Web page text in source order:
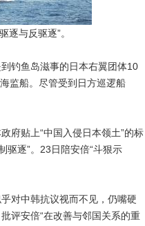
逐与反驱逐”。
钓鱼岛滋事的日本右翼团体10
监船。尽管受到日方巡逻船
府贴上“中国入侵日本领土”的标
驱逐”。23日陪安倍“斗狠示
对中韩抗议视而不见，仍嘴硬
评安倍“在改善与邻国关系的重